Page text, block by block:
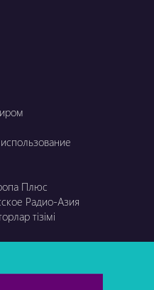
Плюс
Радио-Азия
тізімі